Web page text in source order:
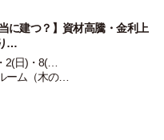
に建つ？】資材高騰・金利上
…
2(日)・8(…
ーム（木の…